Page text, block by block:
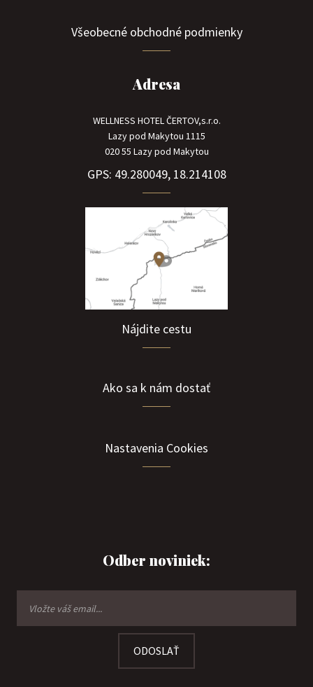
Všeobecné obchodné podmienky
Adresa
WELLNESS HOTEL ČERTOV,s.r.o.
Lazy pod Makytou 1115
020 55 Lazy pod Makytou
GPS: 49.280049, 18.214108
Nájdite cestu
Ako sa k nám dostať
Nastavenia Cookies
Odber noviniek:
ODOSLAŤ